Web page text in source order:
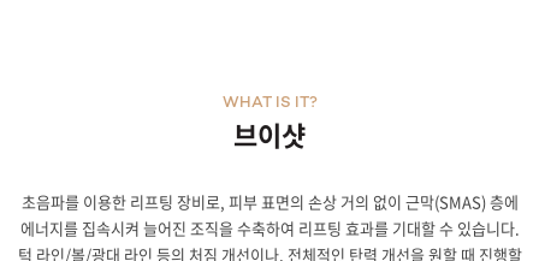
브이샷
WHAT IS IT?
초음파를 이용한 리프팅 장비로, 피부 표면의 손상 거의 없이 근막(SMAS) 층에
에너지를 집속시켜 늘어진 조직을 수축하여 리프팅 효과를 기대할 수 있습니다.
턱 라인/볼/광대 라인 등의 처짐 개선이나, 전체적인 탄력 개선을 원할 때 진행할